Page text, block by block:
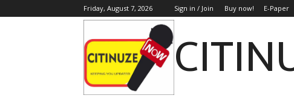
Friday, August 7, 2026 Sign in / Join Buy now! E-Paper